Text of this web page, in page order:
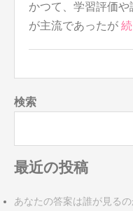
かつて、学習評価
が主流であったが
検索
最近の投稿
あなたの答案は誰が見る